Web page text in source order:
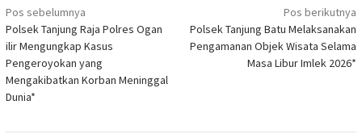
Navigasi
pos
Pos sebelumnya
Polsek Tanjung Raja Polres Ogan
ilir Mengungkap Kasus
Pengeroyokan yang
Mengakibatkan Korban Meninggal
Dunia*
Pos berikutnya
Polsek Tanjung Batu Melaksanakan
Pengamanan Objek Wisata Selama
Masa Libur Imlek 2026*